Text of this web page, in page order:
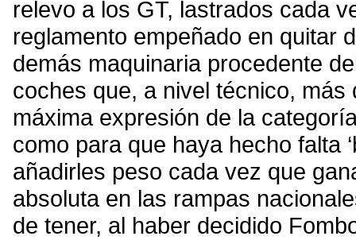
relevo a los GT, lastrados cada
reglamento empeñado en quitar
demás maquinaria procedente
coches que, a nivel técnico,
máxima expresión de la
como para que haya hecho falta
añadirles peso cada vez que
absoluta en las rampas
de tener, al haber decidido